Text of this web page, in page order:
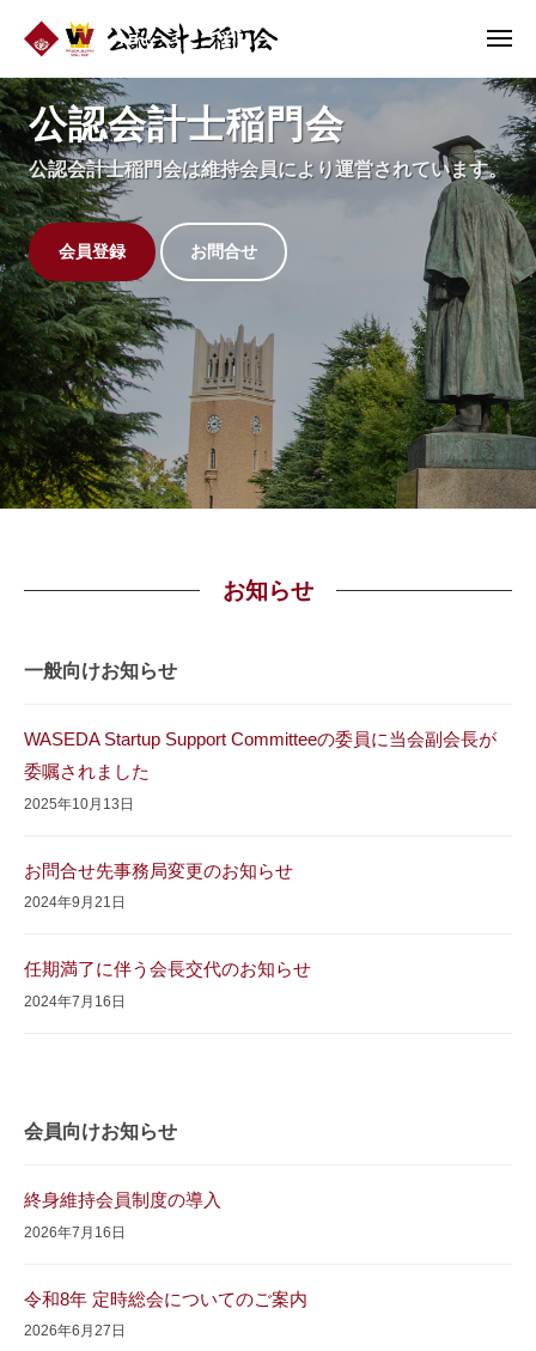
テ
ン
ツ
へ
ス
キ
ッ
プ
公
認
会
計
士
稲
門
会
メ
ュ
公認会計士稲門会
公認会計士稲門会は維持会員により運営されています。
会員登録 お問合せ
ホ
ム
2026
5
日
by
認
会
務
お知らせ
一般向けお知らせ
WASEDA Startup Support Committeeの委員に当会副会長が
委嘱されました
2025年10月13日
お問合せ先事務局変更のお知らせ
2024年9月21日
任期満了に伴う会長交代のお知らせ
2024年7月16日
会員向けお知らせ
終身維持会員制度の導入
2026年7月16日
令和8年 定時総会についてのご案内
2026年6月27日
認
会
計
士
稲
門
会
ー